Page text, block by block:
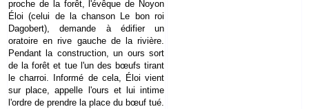
proche de la forêt, l'évêque de Noyon
Éloi (celui de la chanson Le bon roi
Dagobert), demande à édifier un
oratoire en rive gauche de la rivière.
Pendant la construction, un ours sort
de la forêt et tue l'un des bœufs tirant
le charroi. Informé de cela, Éloi vient
sur place, appelle l'ours et lui intime
l'ordre de prendre la place du bœuf tué.